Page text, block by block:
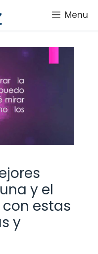
Menu
y el
con estas
y